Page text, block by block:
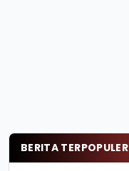
BERITA TERPOPULER